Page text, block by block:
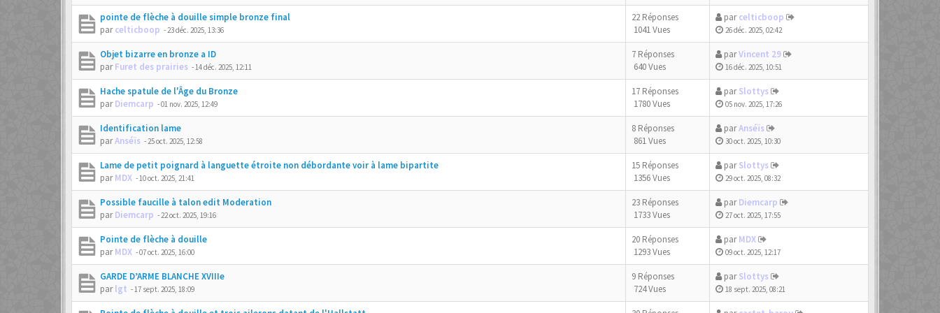
pointe de flèche à douille simple bronze final
parcelticboop -23 déc. 2025, 13:36
22 Réponses
1041 Vues
parcelticboop
26 déc. 2025, 02:42
Objet bizarre en bronze a ID
parFuret des prairies -14 déc. 2025, 12:11
7 Réponses
640 Vues
parVincent 29
16 déc. 2025, 10:51
Hache spatule de l'Âge du Bronze
parDiemcarp -01 nov. 2025, 12:49
17 Réponses
1780 Vues
parSlottys
05 nov. 2025, 17:26
Identification lame
parAnséïs -25 oct. 2025, 12:58
8 Réponses
861 Vues
parAnséïs
30 oct. 2025, 10:30
Lame de petit poignard à languette étroite non débordante voir à lame bipartite
parMDX -10 oct. 2025, 21:41
15 Réponses
1356 Vues
parSlottys
29 oct. 2025, 08:32
Possible faucille à talon edit Moderation
parDiemcarp -22 oct. 2025, 19:16
23 Réponses
1733 Vues
parDiemcarp
27 oct. 2025, 17:55
Pointe de flèche à douille
parMDX -07 oct. 2025, 16:00
20 Réponses
1293 Vues
parMDX
09 oct. 2025, 12:17
GARDE D’ARME BLANCHE XVIIIe
parlgt -17 sept. 2025, 18:09
9 Réponses
724 Vues
parSlottys
18 sept. 2025, 08:21